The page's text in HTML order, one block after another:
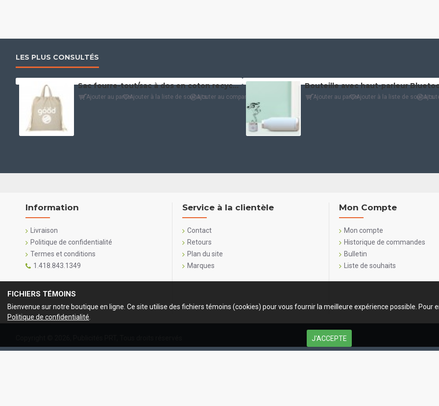
LES PLUS CONSULTÉS
Sac fourre-tout/sac à dos en coton recyclé (4 oz)
Ajouter au panierAjouter à la liste de souhaitsAjouter au comparatif Ajouter au panierAjouter à la liste de souhaits
Information
Livraison
Politique de confidentialité
Termes et conditions
1.418.843.1349
Service à la clientèle
Contact
Retours
Plan du site
Marques
Mon Compte
Mon compte
Historique de commandes
Bulletin
Liste de souhaits
J'ACCEPTE
FICHIERS TÉMOINS
Bienvenue sur notre boutique en ligne. Ce site utilise des fichiers témoins (cookies) pour vous fournir la meilleure expérience possible. Pour
Politique de confidentialité